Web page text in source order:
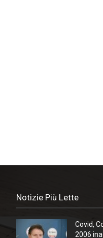
Notizie Più Lette
Covid,
2006